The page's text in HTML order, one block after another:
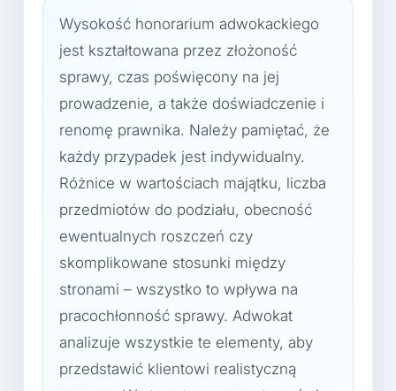
Wysokość honorarium adwokackiego
jest kształtowana przez złożoność
sprawy, czas poświęcony na jej
prowadzenie, a także doświadczenie i
renomę prawnika. Należy pamiętać, że
każdy przypadek jest indywidualny.
Różnice w wartościach majątku, liczba
przedmiotów do podziału, obecność
ewentualnych roszczeń czy
skomplikowane stosunki między
stronami – wszystko to wpływa na
pracochłonność sprawy. Adwokat
analizuje wszystkie te elementy, aby
przedstawić klientowi realistyczną